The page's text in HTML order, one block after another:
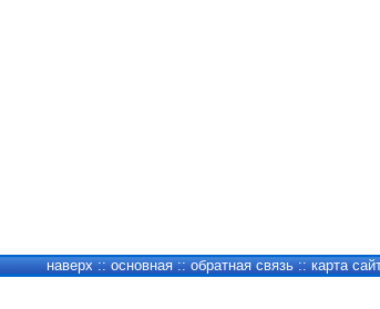
наверх ::основная ::обратная связь :: карта